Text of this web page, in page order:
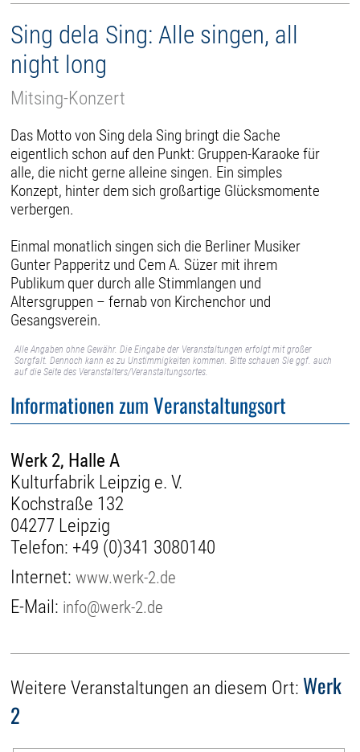
Sing dela Sing: Alle singen, all
night long
Mitsing-Konzert
Das Motto von Sing dela Sing bringt die Sache
eigentlich schon auf den Punkt: Gruppen-Karaoke für
alle, die nicht gerne alleine singen. Ein simples
Konzept, hinter dem sich großartige Glücksmomente
verbergen.
Einmal monatlich singen sich die Berliner Musiker
Gunter Papperitz und Cem A. Süzer mit ihrem
Publikum quer durch alle Stimmlangen und
Altersgruppen – fernab von Kirchenchor und
Gesangsverein.
Alle Angaben ohne Gewähr. Die Eingabe der Veranstaltungen erfolgt mit großer
Sorgfalt. Dennoch kann es zu Unstimmigkeiten kommen. Bitte schauen Sie ggf. auch
auf die Seite des Veranstalters/Veranstaltungsortes.
Informationen zum Veranstaltungsort
Werk 2, Halle A
Kulturfabrik Leipzig e. V.
Kochstraße 132
04277 Leipzig
Telefon: +49 (0)341 3080140
Internet:www.werk-2.de
E-Mail: info@werk-2.de
Weitere Veranstaltungen an diesem Ort: Werk
2